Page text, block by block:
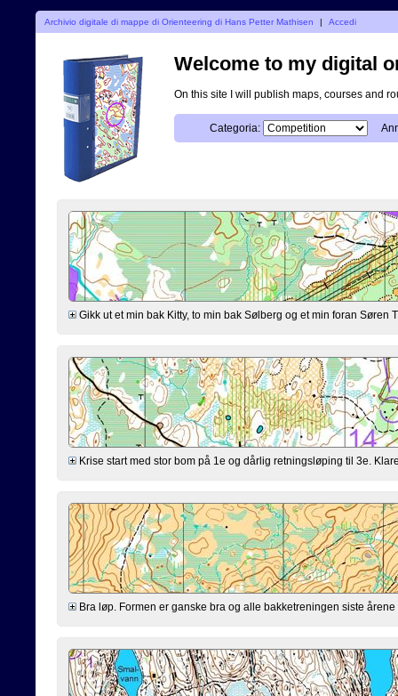
Archivio digitale di mappe di Orienteering di Hans Petter Mathisen | Accedi
Welcome to my digital
On this site I will publish maps, courses and
Categoria:
Gikk ut et min bak Kitty, to min bak Sølberg og et min foran
Krise start med stor bom på 1e og dårlig retningsløping til 3e.
Bra løp. Formen er ganske bra og alle bakketreningen siste